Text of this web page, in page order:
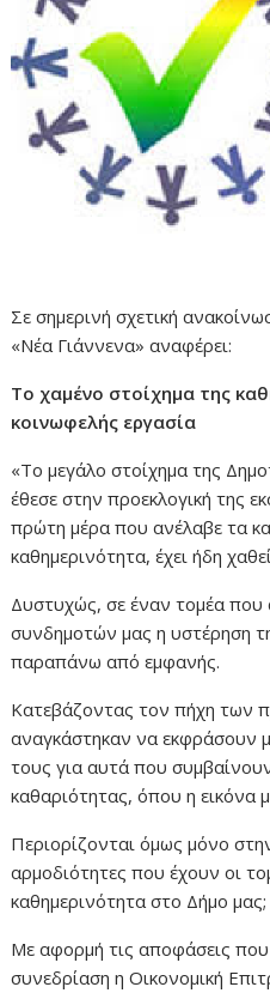
Σε σημερινή σχετική
«Νέα Γιάννενα» αναφέρει:
Το χαμένο στοίχημα της
κοινωφελής εργασία
«Το μεγάλο στοίχημα της
έθεσε στην προεκλογική της
πρώτη μέρα που ανέλαβε τα
καθημερινότητα, έχει ήδη
Δυστυχώς, σε έναν τομέα που
συνδημοτών μας η υστέρηση
παραπάνω από εμφανής.
Κατεβάζοντας τον πήχη των
αναγκάστηκαν να εκφράσουν
τους για αυτά που
καθαριότητας, όπου η εικόνα
Περιορίζονται όμως μόνο
αρμοδιότητες που έχουν οι
καθημερινότητα στο Δήμο μας;
Με αφορμή τις αποφάσεις που
συνεδρίαση η Οικονομική